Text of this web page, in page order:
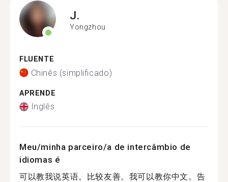
J.
Yongzhou
FLUENTE
Chinês (simplificado)
APRENDE
Inglês
Meu/minha parceiro/a de intercâmbio de
idiomas é
可以教我说英语。比较友善。我可以教你中文。告